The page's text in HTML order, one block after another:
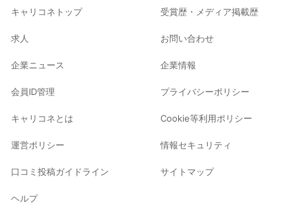
キャリコネトップ
求人
企業ニュース
会員ID管理
キャリコネとは
運営ポリシー
口コミ投稿ガイドライン
ヘルプ
受賞歴・メディア掲載歴
お問い合わせ
企業情報
プライバシーポリシー
Cookie等利用ポリシー
情報セキュリティ
サイトマップ